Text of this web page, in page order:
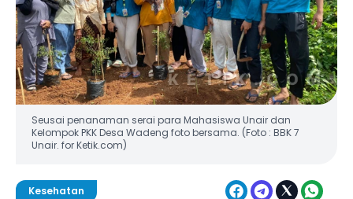
Seusai penanaman serai para Mahasiswa Unair dan
Kelompok PKK Desa Wadeng foto bersama. (Foto : BBK 7
Unair. for Ketik.com)
Kesehatan